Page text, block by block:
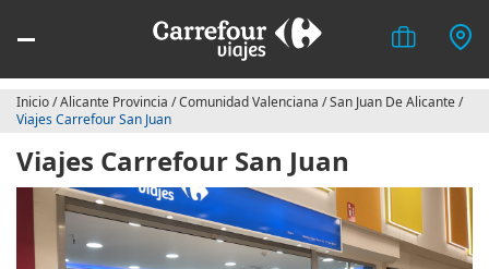
Inicio/Alicante Provincia /Comunidad Valenciana /San Juan De Alicante/
Viajes Carrefour San Juan
Viajes Carrefour San Juan